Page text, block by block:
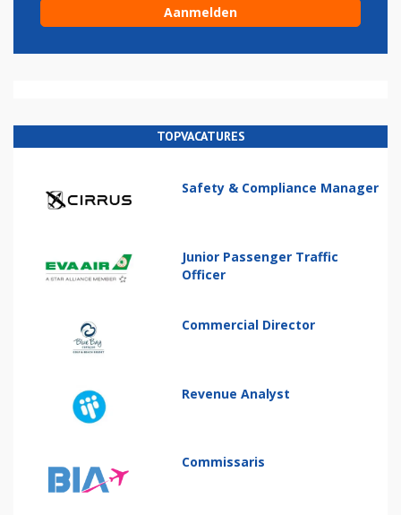
TOPVACATURES
Safety & Compliance Manager
Junior Passenger Traffic
Officer
Commercial Director
Revenue Analyst
Commissaris